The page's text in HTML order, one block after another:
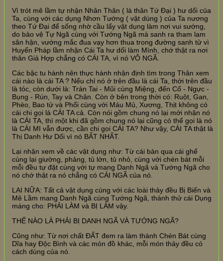
Vì trót mê lầm tự nhận Nhân Thân ( là thân Tứ Đại ) hư dối của
Ta, cùng với các dụng Nhơn Tướng ( vật dùng ) của Ta nương
theo Tứ Đại để sống nhờ cầu lấy vật dụng làm nơi vui sướng,
do bảo vệ Tự Ngã cùng với Tướng Ngã mà sanh ra tham lam
sân hận, vướng mắc đua vạy hơn thua trong đường sanh tử vì
Huyển Pháp lầm nhận Cái Ta hư dối làm Mình, chớ thật ra nơi
thân Giả Hợp chẳng có CÁI TA, vì nó VÔ NGÃ.
Các bậc tu hành nên thực hành nhận định tìm trong Thân xem
cái nào là cái TA ? Nếu chỉ nó ở trên đầu là cái Ta, thời trên đầu
là tóc, còn dưới là: Trán Tai - Mũi cùng Miệng, đến Cổ - Ngực -
Bụng - Rún, Tay và Chân. Còn ở bên trong thời có: Ruột, Gan,
Phèo, Bao tử và Phổi cùng với Máu Mủ, Xương, Thịt không có
cái chi gọi là CÁI TA cả. Còn nói gồm chung nó lại mới nhận nó
là CÁI TA, thì một khi đã gồm chung nó lại cũng có thể gọi là nó
là CÁI MI vẫn được, cần chi gọi CÁI TA? Như vậy, CÁI TA thật là
Thị Danh Hư Dối vì nó BẤT NHẤT.
Lại nhận xem về các vật dụng như: Từ cái bàn qua cái ghế
cùng lại giường, phảng, tủ lớn, tủ nhỏ, cùng với chén bát mỗi
mỗi đều tự đặt cùng với tự mang Danh Ngã và Tướng Ngã cho
nó chớ thật ra nó chẳng có CÁI NGÃ của nó.
LẠI NỮA: Tất cả vật dụng cùng với các loài thảy đều Bị Biến và
Mê Lầm mang Danh Ngã cùng Tướng Ngã, thành thử cái Dụng
máng cho: PHẢI LÀM và BỊ LÀM vậy.
THẾ NÀO LÀ PHẢI BỊ DANH NGÃ VÀ TƯỚNG NGÃ?
Cũng như: Từ nơi chất ĐẤT đem ra làm thành Chén Bát cùng
Dĩa hay Độc Bình và các món đồ khác, mỗi món thảy đều có
cách dùng của nó.